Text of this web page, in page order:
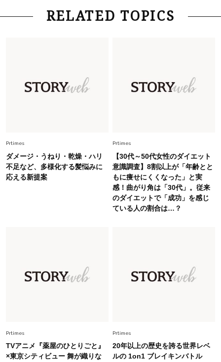
Lifestyle 2026.8.6
26年夏の【開運アクション】は”ひと拭き”習
幸福感”に目が向いた」ライフスタイルも、服も
Fashion 2026.7.16
白黒でもこんなに華やぐ！40代、夏の「甘めト
ップス×パンツ」コーデ〈3選〉
Fashion 2026.5.29
今、40代の「メガネ＆サングラス」のトレンド
オシャレ40代の【ワンピ＆オールインワン】最
旬着こなし3選。地味見え回避のコツは「バッグ
選び」！
RELATED TOPICS
Prtimes
ダメージ・うねり・乾燥・ハリ
不足など、多様化する髪悩みに
応える新提案
Prtimes
【30代～50代女性のダイエット
意識調査】8割以上が「年齢とと
もに痩せにくくなった」と実
感！曲がり角は「30代」。従来
のダイエットで「成功」を感じ
ている人の割合は…？
Prtimes
TVアニメ『薬屋のひとりごと』
×東京シティビュー 舞が織りな
Prtimes
20年以上の歴史を誇る世界レベ
ルの 1on1 ブレイキンバトル